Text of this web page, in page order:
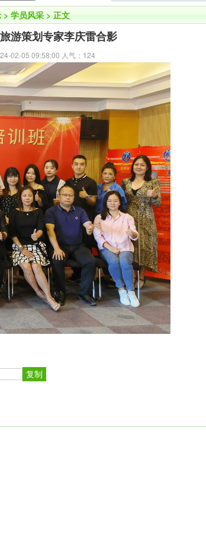
> 学员风采 > 正文
游策划专家李庆雷合影
02-05 09:58:00 人气： 124